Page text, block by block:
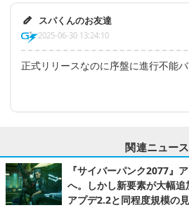
スパくんのお友達
2025-06-30 13:24:10
正式リリースなのに序盤に進行不能
関連ニュース
『サイバーパンク2077』
へ。しかし新要素が大幅
アプデ2.2と同程度規模の